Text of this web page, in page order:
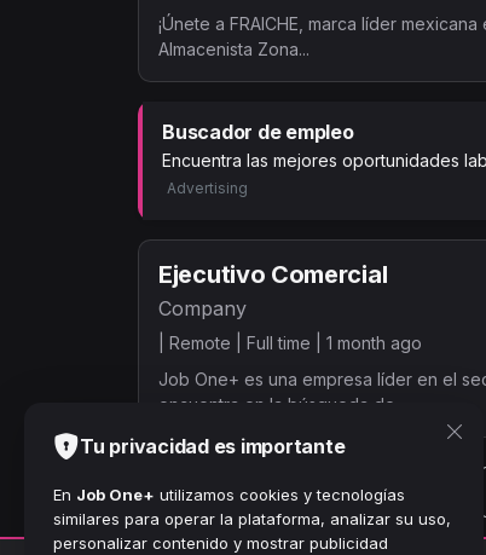
¡Únete a FRAICHE, marca líder
Almacenista Zona...
Buscador de empleo
Encuentra las mejores oportunidades
Advertising
Ejecutivo Comercial
Company
Remote | Full time | 1 month ago
Job One+ es una empresa líder en el
encuentra en la búsqueda de...
‹ 1
Tu privacidad es importante
En Job One+ utilizamos cookies y tecnologías
similares para operar la plataforma, analizar su uso,
personalizar contenido y mostrar publicidad